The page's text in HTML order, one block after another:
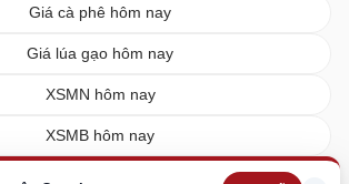
Giá cà phê hôm nay
Giá lúa gạo hôm nay
XSMN hôm nay
XSMB hôm nay